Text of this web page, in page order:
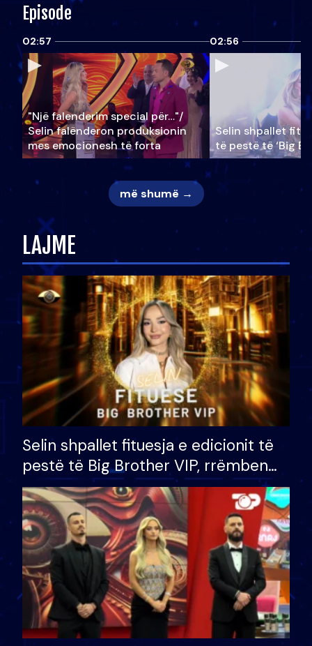
Episode
02:57
"Një falenderim special për…"/
Selin falënderon produksionin
mes emocionesh të forta
02:56
Selin shpallet
të pestë të ‘Big
më shumë →
LAJME
Selin shpallet fituesja e edicionit të
pestë të Big Brother VIP, rrëmben
çmimin e madh prej 100 mijë eurosh